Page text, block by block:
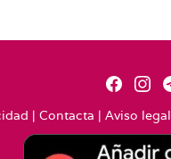
| Contacta | Aviso legal